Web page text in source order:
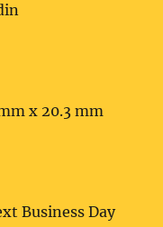
x 20.3 mm
Business Day